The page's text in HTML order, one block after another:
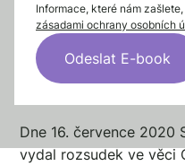
Informace, které nám
zásadami ochrany osobních
Úvod
Dne 16. července 2020
vydal rozsudek ve věci